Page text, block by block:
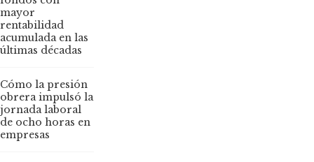
mayor
rentabilidad
acumulada en las
últimas décadas
Cómo la presión
obrera impulsó la
jornada laboral
de ocho horas en
empresas